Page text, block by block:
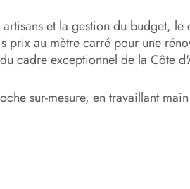
et la gestion du budget,
prix au mètre carré pour une
cadre exceptionnel de la Côte
sur-mesure, en travaillant